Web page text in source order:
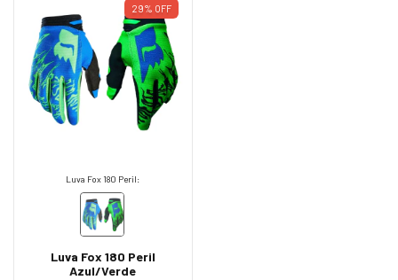
29% OFF
Luva Fox 180 Peril:
Luva Fox 180 Peril
Azul/Verde